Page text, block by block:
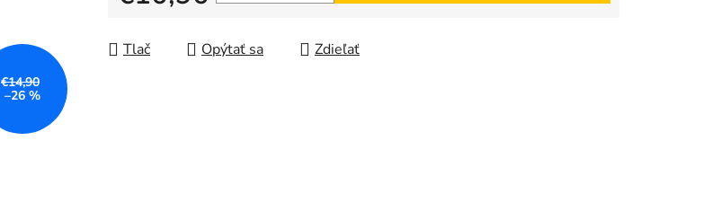
Tlač Opýtať sa Zdieľať
€14,90
–26 %